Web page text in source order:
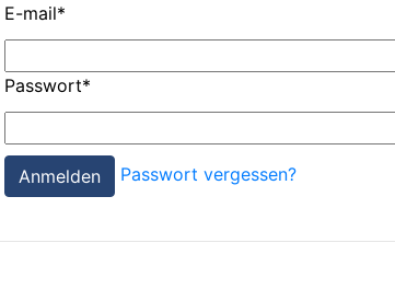
E-mail*
Passwort*
Passwort vergessen?